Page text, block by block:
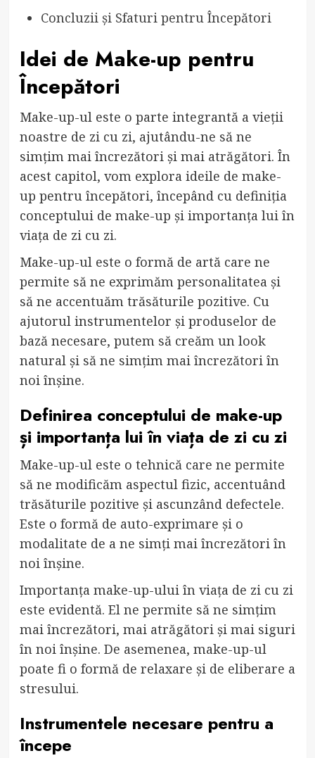
Concluzii și Sfaturi pentru Începători
Idei de Make-up pentru
Începători
Make-up-ul este o parte integrantă a vieții
noastre de zi cu zi, ajutându-ne să ne
simțim mai încrezători și mai atrăgători. În
acest capitol, vom explora ideile de make-
up pentru începători, începând cu definiția
conceptului de make-up și importanța lui în
viața de zi cu zi.
Make-up-ul este o formă de artă care ne
permite să ne exprimăm personalitatea și
să ne accentuăm trăsăturile pozitive. Cu
ajutorul instrumentelor și produselor de
bază necesare, putem să creăm un look
natural și să ne simțim mai încrezători în
noi înșine.
Definirea conceptului de make-up
și importanța lui în viața de zi cu zi
Make-up-ul este o tehnică care ne permite
să ne modificăm aspectul fizic, accentuând
trăsăturile pozitive și ascunzând defectele.
Este o formă de auto-exprimare și o
modalitate de a ne simți mai încrezători în
noi înșine.
Importanța make-up-ului în viața de zi cu zi
este evidentă. El ne permite să ne simțim
mai încrezători, mai atrăgători și mai siguri
în noi înșine. De asemenea, make-up-ul
poate fi o formă de relaxare și de eliberare a
stresului.
Instrumentele necesare pentru a
începe